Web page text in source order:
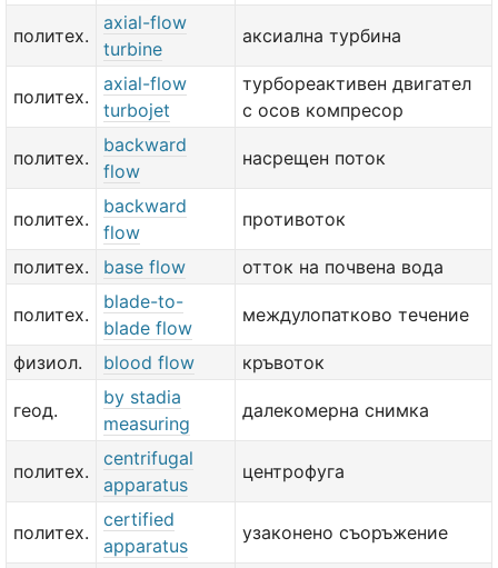
политех.
axial-flow
turbine
аксиална турбина
политех.
axial-flow
turbojet
турбореактивен двигател
с осов компресор
политех.
backward
flow
насрещен поток
политех.
backward
flow
противоток
политех. base flow отток на почвена вода
политех.
blade-to-
blade flow
междулопатково течение
физиол. blood flow кръвоток
геод.
by stadia
measuring
далекомерна снимка
политех.
centrifugal
apparatus
центрофуга
политех.
certified
apparatus
узаконено съоръжение